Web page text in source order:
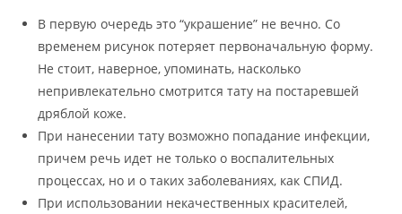
В первую очередь это “украшение” не вечно. Со
временем рисунок потеряет первоначальную форму.
Не стоит, наверное, упоминать, насколько
непривлекательно смотрится тату на постаревшей
дряблой коже.
При нанесении тату возможно попадание инфекции,
причем речь идет не только о воспалительных
процессах, но и о таких заболеваниях, как СПИД.
При использовании некачественных красителей,